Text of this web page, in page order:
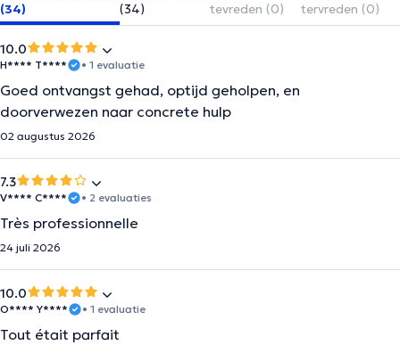
(34)
(34)
tevreden (0)
tervreden (0)
10.0
H**** T**** • 1 evaluatie
Goed ontvangst gehad, optijd geholpen, en
doorverwezen naar concrete hulp
02 augustus 2026
7.3
V**** C**** • 2 evaluaties
Très professionnelle
24 juli 2026
10.0
O**** Y**** • 1 evaluatie
Tout était parfait